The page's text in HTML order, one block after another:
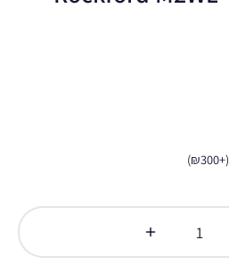
(
+
₪300
)